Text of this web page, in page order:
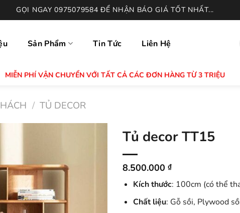
GỌI NGAY 0975079584 ĐỂ NHẬN BÁO GIÁ TỐT NHẤT...
Sản Phẩm Tin Tức Liên Hệ
MIỄN PHÍ VẬN CHUYỂN VỚI TẤT CẢ CÁC ĐƠN HÀNG TỪ 3 TRIỆU
/ TỦ DECOR
Tủ decor TT15
8.500.000 ₫
Kích thước: 100cm (có thể
Chất liệu: Gỗ sồi, Plywood